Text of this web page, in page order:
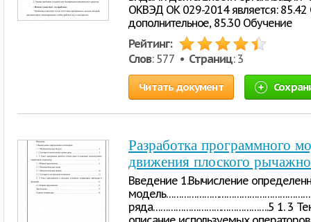
ОКВЭД ОК 029-2014 является:
дополнительное, 85.30 Обучение
Рейтинг:
Слов: 577 • Страниц: 3
Читать документ
Разработка программного
движения плоского
Введение 1.Вычисление
ряда……………………………………….5 1. 3